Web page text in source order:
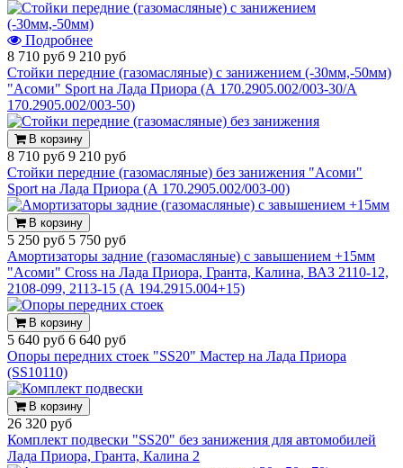
Подробнее
8 710 руб 9 210 руб
Стойки передние (газомасляные) с занижением (-30мм,-50мм)
"Асоми" Sport на Лада Приора (А 170.2905.002/003-30/А
170.2905.002/003-50)
В корзину
8 710 руб 9 210 руб
Стойки передние (газомасляные) без занижения "Асоми"
Sport на Лада Приора (А 170.2905.002/003-00)
В корзину
5 250 руб 5 750 руб
Амортизаторы задние (газомасляные) с завышением +15мм
"Асоми" Cross на Лада Приора, Гранта, Калина, ВАЗ 2110-12,
2108-099, 2113-15 (А 194.2915.004+15)
В корзину
5 640 руб 6 640 руб
Опоры передних стоек "SS20" Мастер на Лада Приора
(SS10110)
В корзину
26 320 руб
Комплект подвески "SS20" без занижения для автомобилей
Лада Приора, Гранта, Калина 2